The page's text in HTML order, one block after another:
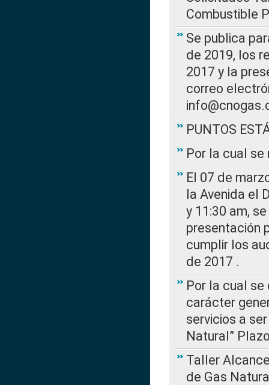
Combustible
Se publica
de 2019, los
2017 y la
correo
PUNTOS
Por la cual se
El 07 de
la Avenida el
y 11:30 am,
presentación
cumplir los
de 2017 .
Por la cual
carácter
servicios a
Natural”
Taller
de Gas